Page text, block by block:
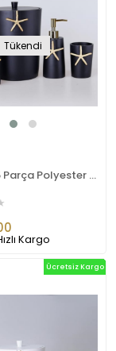
Tükendi
By Selim 5 Parça Polyester Banyo Seti Ocean Banyo Seti Siyah Altın
Kargo
Ücretsiz Kargo